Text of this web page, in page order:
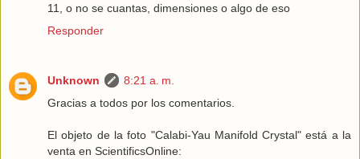
11, o no se cuantas, dimensiones o algo de eso
Responder
Unknown
8:21 a. m.
Gracias a todos por los comentarios.
El objeto de la foto "Calabi-Yau Manifold Crystal" está a la
venta en ScientificsOnline: